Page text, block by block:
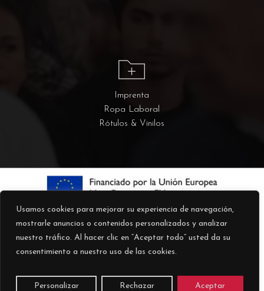
Usamos cookies para mejorar su experiencia de navegación,
mostrarle anuncios o contenidos personalizados y analizar
nuestro tráfico. Al hacer clic en “Aceptar todo” usted da su
consentimiento a nuestro uso de las cookies.
Personalizar Rechazar Aceptar
Imprenta
Ropa Laboral
Rótulos & Vinilos
© 2026 Kokoku.